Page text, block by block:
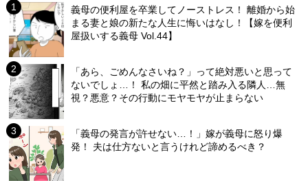
義母の便利屋を卒業してノーストレス！ 離婚から始
まる妻と娘の新たな人生に悔いはなし！【嫁を便利
屋扱いする義母 Vol.44】
「あら、ごめんなさいね？」って絶対悪いと思って
ないでしょ…！ 私の畑に平然と踏み入る隣人…無
視？悪意？その行動にモヤモヤが止まらない
「義母の発言が許せない…！」嫁が義母に怒り爆
発！ 夫は仕方ないと言うけれど諦めるべき？